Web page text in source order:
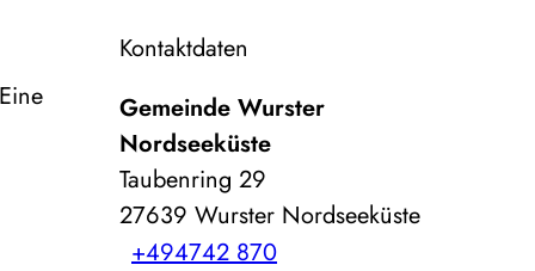
Kontaktdaten
Gemeinde Wurster
Nordseeküste
Taubenring 29
27639 Wurster Nordseeküste
+494742 870